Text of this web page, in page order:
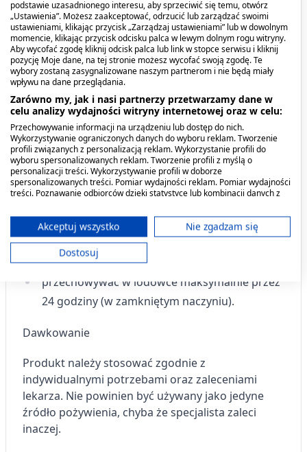
Sposób użycia
Do przygotowania porcji napoju:
Wlej do szklanki około 180 ml zimnej wody (¾
szklanki).
Stopniowo dodawaj ½ szklanki proszku (57 g),
cały czas mieszając.
Mieszaj do momentu całkowitego
rozpuszczenia proszku.
Gotowy produkt należy:
spożyć bezpośrednio po przygotowaniu lub
przechowywać w lodówce maksymalnie przez
24 godziny (w zamkniętym naczyniu).
Dawkowanie
Produkt należy stosować zgodnie z
indywidualnymi potrzebami oraz zaleceniami
lekarza. Nie powinien być używany jako jedyne
źródło pożywienia, chyba że specjalista zaleci
inaczej.
podstawie uzasadnionego interesu, aby sprzeciwić się temu, otwórz
„Ustawienia”. Możesz zaakceptować, odrzucić lub zarządzać swoimi
ustawieniami, klikając przycisk „Zarządzaj ustawieniami” lub w dowolnym
momencie, klikając przycisk odcisku palca w lewym dolnym rogu witryny.
Aby wycofać zgodę kliknij odcisk palca lub link w stopce serwisu i kliknij
pozycję Moje dane, na tej stronie możesz wycofać swoją zgodę. Te
wybory zostaną zasygnalizowane naszym partnerom i nie będą miały
wpływu na dane przeglądania.
Zarówno my, jak i nasi partnerzy przetwarzamy dane w
celu analizy wydajności witryny internetowej oraz w celu:
Przechowywanie informacji na urządzeniu lub dostęp do nich.
Wykorzystywanie ograniczonych danych do wyboru reklam. Tworzenie
profili związanych z personalizacją reklam. Wykorzystanie profili do
wyboru spersonalizowanych reklam. Tworzenie profili z myślą o
personalizacji treści. Wykorzystywanie profili w doborze
spersonalizowanych treści. Pomiar wydajności reklam. Pomiar wydajności
treści. Poznawanie odbiorców dzięki statystyce lub kombinacji danych z
ograniczonych danych do wyboru treści.
Dane mogą być udostępniane poza Unię Europejską i wysyłane do USA.
Twoja zgoda i polityka cookie dotyczą wyłącznie tej witryny/aplikacji.
Wyświetl listę partnerów (11 dostawców IAB)
lub dostęp do nich
Wykorzystywanie ograniczonych danych do
wyboru reklam
Tworzenie profili w celu
spersonalizowanych reklam
Wykorzystanie profili do wyboru
Akceptuj wszystko
Nie zgadzam się
Dostosuj